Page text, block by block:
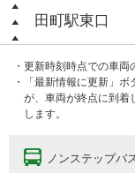
田町駅東口
・更新時刻時点での車両
・「最新情報に更新」
が、車両が終点に到着
します。
ノンステップバ